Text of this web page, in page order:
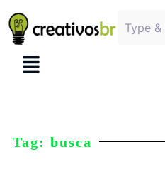
Tag: busca